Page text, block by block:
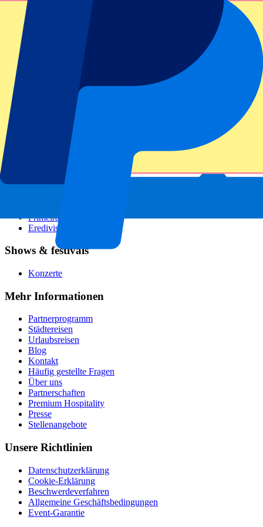
Alle Sportarten
Fußballligen
Champions League
Premier League
Serie A
Primeira Liga
Eredivisie
Shows & festivals
Konzerte
Mehr Informationen
Partnerprogramm
Städtereisen
Urlaubsreisen
Blog
Kontakt
Häufig gestellte Fragen
Über uns
Partnerschaften
Premium Hospitality
Presse
Stellenangebote
Unsere Richtlinien
Datenschutzerklärung
Cookie-Erklärung
Beschwerdeverfahren
Allgemeine Geschäftsbedingungen
Event-Garantie